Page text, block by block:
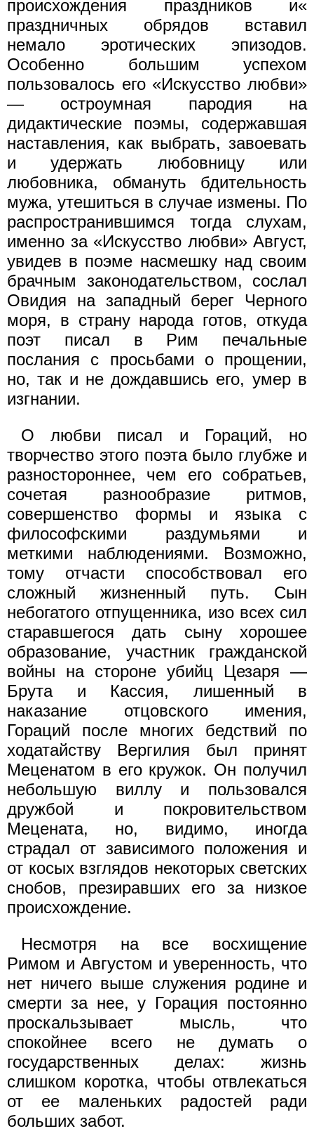
происхождения праздников и«
праздничных обрядов вставил
немало эротических эпизодов.
Особенно большим успехом
пользовалось его «Искусство любви»
— остроумная пародия на
дидактические поэмы, содержавшая
наставления, как выбрать, завоевать
и удержать любовницу или
любовника, обмануть бдительность
мужа, утешиться в случае измены. По
распространившимся тогда слухам,
именно за «Искусство любви» Август,
увидев в поэме насмешку над своим
брачным законодательством, сослал
Овидия на западный берег Черного
моря, в страну народа готов, откуда
поэт писал в Рим печальные
послания с просьбами о прощении,
но, так и не дождавшись его, умер в
изгнании.
О любви писал и Гораций, но
творчество этого поэта было глубже и
разностороннее, чем его собратьев,
сочетая разнообразие ритмов,
совершенство формы и языка с
философскими раздумьями и
меткими наблюдениями. Возможно,
тому отчасти способствовал его
сложный жизненный путь. Сын
небогатого отпущенника, изо всех сил
старавшегося дать сыну хорошее
образование, участник гражданской
войны на стороне убийц Цезаря —
Брута и Кассия, лишенный в
наказание отцовского имения,
Гораций после многих бедствий по
ходатайству Вергилия был принят
Меценатом в его кружок. Он получил
небольшую виллу и пользовался
дружбой и покровительством
Мецената, но, видимо, иногда
страдал от зависимого положения и
от косых взглядов некоторых светских
снобов, презиравших его за низкое
происхождение.
Несмотря на все восхищение
Римом и Августом и уверенность, что
нет ничего выше служения родине и
смерти за нее, у Горация постоянно
проскальзывает мысль, что
спокойнее всего не думать о
государственных делах: жизнь
слишком коротка, чтобы отвлекаться
от ее маленьких радостей ради
больших забот.